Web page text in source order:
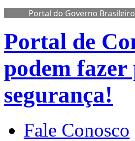
Portal do Governo Brasileiro
Portal de
podem fazer
segurança!
Fale Conosco